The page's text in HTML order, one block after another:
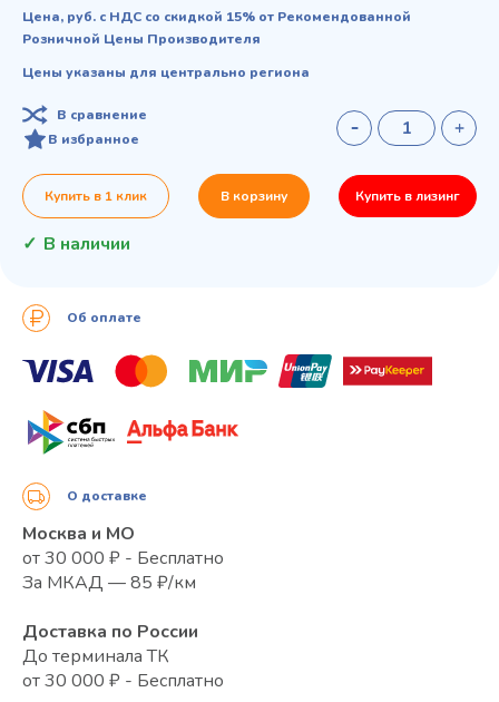
Цена, руб. с НДС со скидкой 15% от Рекомендованной
Розничной Цены Производителя
Цены указаны для центрально региона
В сравнение
В избранное
Купить в 1 клик В корзину Купить в лизинг
В наличии
Об оплате
О доставке
Москва и МО
от 30 000 ₽ - Бесплатно
За МКАД — 85 ₽/км
Доставка по России
До терминала ТК
от 30 000 ₽ - Бесплатно